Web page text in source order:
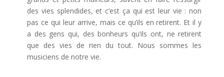
des vies splendides, et c’est ça qui est leur vie : non
pas ce qui leur arrive, mais ce qu’ils en retirent. Et il y
a des gens qui, des bonheurs qu’ils ont, ne retirent
que des vies de rien du tout. Nous sommes les
musiciens de notre vie.